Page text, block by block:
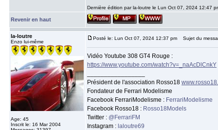
Dernière édition par la-loutre le Lun Oct 07, 2024 12:47
Revenir en haut
la-loutre
Enzo lui-même
Age: 45
Inscrit le: 16 Mar 2004
Posté le: Lun Oct 07, 2024 12:37 pm Sujet du
Vidéo Youtube 308 GT4 Rouge :
https://www.youtube.com/watch?v=_naAcDlCnkY
Président de l'association Rosso18
Fondateur de Ferrari Modelisme
Facebook FerrariModelisme : FerrariModelisme
Facebook Rosso18 : Rosso18Models
Twitter : @FerrariFM
Instagram : laloutre69